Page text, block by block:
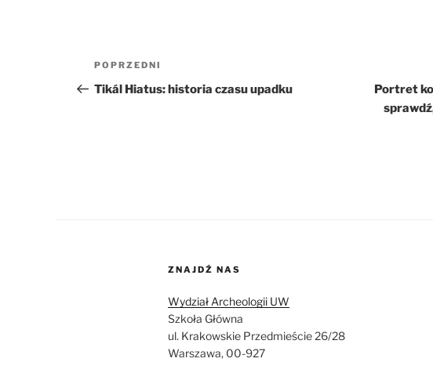
Nawigacja
wpisu
Poprzedni
wpis
POPRZEDNI
Tikál Hiatus: historia czasu upadku
Portret
ZNAJDŹ NAS
Wydział Archeologii UW
Szkoła Główna
ul. Krakowskie Przedmieście 26/28
Warszawa, 00-927